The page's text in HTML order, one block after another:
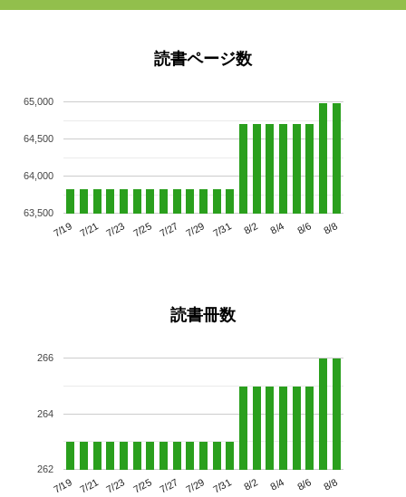
読書ページ数
7/19 7/21 7/23 7/25 7/27 7/29 7/31 8/2 8/4 8/6 8/8
63,500
64,000
64,500
65,000
読書冊数
7/19 7/21 7/23 7/25 7/27 7/29 7/31 8/2 8/4 8/6 8/8
262
264
266